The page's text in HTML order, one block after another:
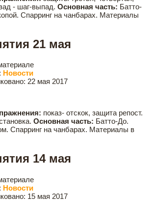
- шаг-выпад. Основная часть: Батто-
Спарринг на чанбарах. Материалы
21 мая
Новости
22 мая 2017
показ- отскок, защита репост.
Основная часть: Батто-До.
Спарринг на чанбарах. Материалы в
14 мая
Новости
15 мая 2017